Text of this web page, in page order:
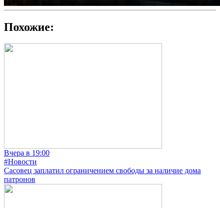
Похожие:
Вчера в 19:00
#Новости
Сасовец заплатил ограничением свободы за наличие дома
патронов